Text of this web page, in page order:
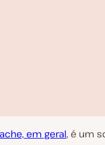
em geral, é um